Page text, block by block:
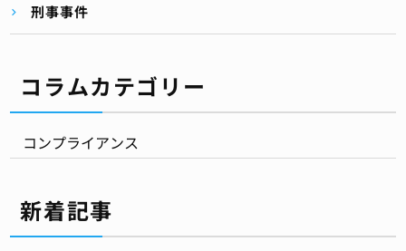
刑事事件
コラムカテゴリー
コンプライアンス
新着記事